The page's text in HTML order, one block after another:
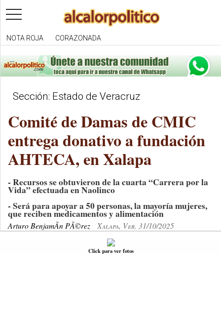
toggle
navigation
NOTA ROJA CORAZONADA
Sección: Estado de Veracruz
Comité de Damas de CMIC
entrega donativo a fundación
AHTECA, en Xalapa
- Recursos se obtuvieron de la cuarta “Carrera por la
Vida” efectuada en Naolinco
- Será para apoyar a 50 personas, la mayoría mujeres,
que reciben medicamentos y alimentación
Arturo BenjamÃ­n PÃ©rez Xalapa, Ver. 31/10/2025
Click para ver fotos